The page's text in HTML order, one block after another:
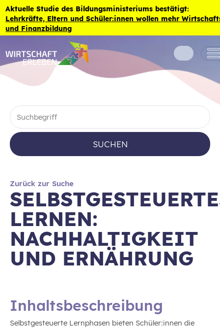
Zum Inhalt der Seite springen
Aktuelle Studie des Bildungsministeriums bestätigt:
Lehrkräfte, Eltern und Schüler:innen wollen mehr
und Finanzbildung
SUCHEN
Zurück zur Suche
LERNEN:
NACHHALTIGKEIT
UND ERNÄHRUNG
Inhaltsbeschreibung
Selbstgesteuerte Lernphasen bieten Schüler:innen die